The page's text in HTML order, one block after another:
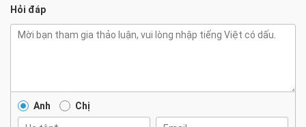
Hỏi đáp
Anh Chị